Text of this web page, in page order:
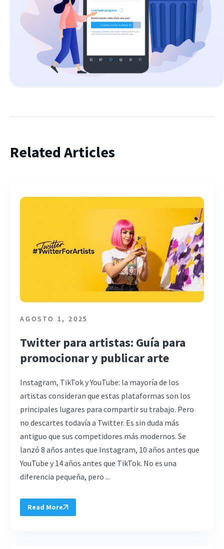
Related Articles
AGOSTO 1, 2025
Twitter para artistas: Guía para
promocionar y publicar arte
Instagram, TikTok y YouTube: la mayoría de los
artistas consideran que estas plataformas son los
principales lugares para compartir su trabajo. Pero
no descartes todavía a Twitter. Es sin duda más
antiguo que sus competidores más modernos. Se
lanzó 8 años antes que Instagram, 10 años antes que
YouTube y 14 años antes que TikTok. No es una
diferencia pequeña, pero ...
Read More